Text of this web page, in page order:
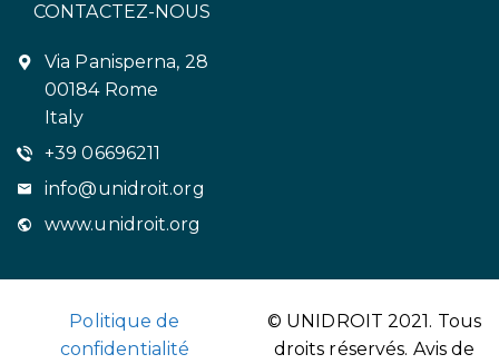
CONTACTEZ-NOUS
Via Panisperna, 28
00184 Rome
Italy
+39 06696211
info@unidroit.org
www.unidroit.org
Politique de
confidentialité
© UNIDROIT 2021. Tous
droits réservés. Avis de